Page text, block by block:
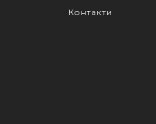
Контакти